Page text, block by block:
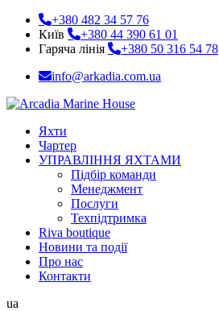
+380 482 34 57 76
Київ
+380 44 390 61 01
Гаряча лінія
+380 50 316 54 78
info@arkadia.com.ua
Яхти
Чартер
УПРАВЛІННЯ ЯХТАМИ
Підбір команди
Менеджмент
Послуги
Техпідтримка
Riva boutique
Новини та події
Про нас
Контакти
ua